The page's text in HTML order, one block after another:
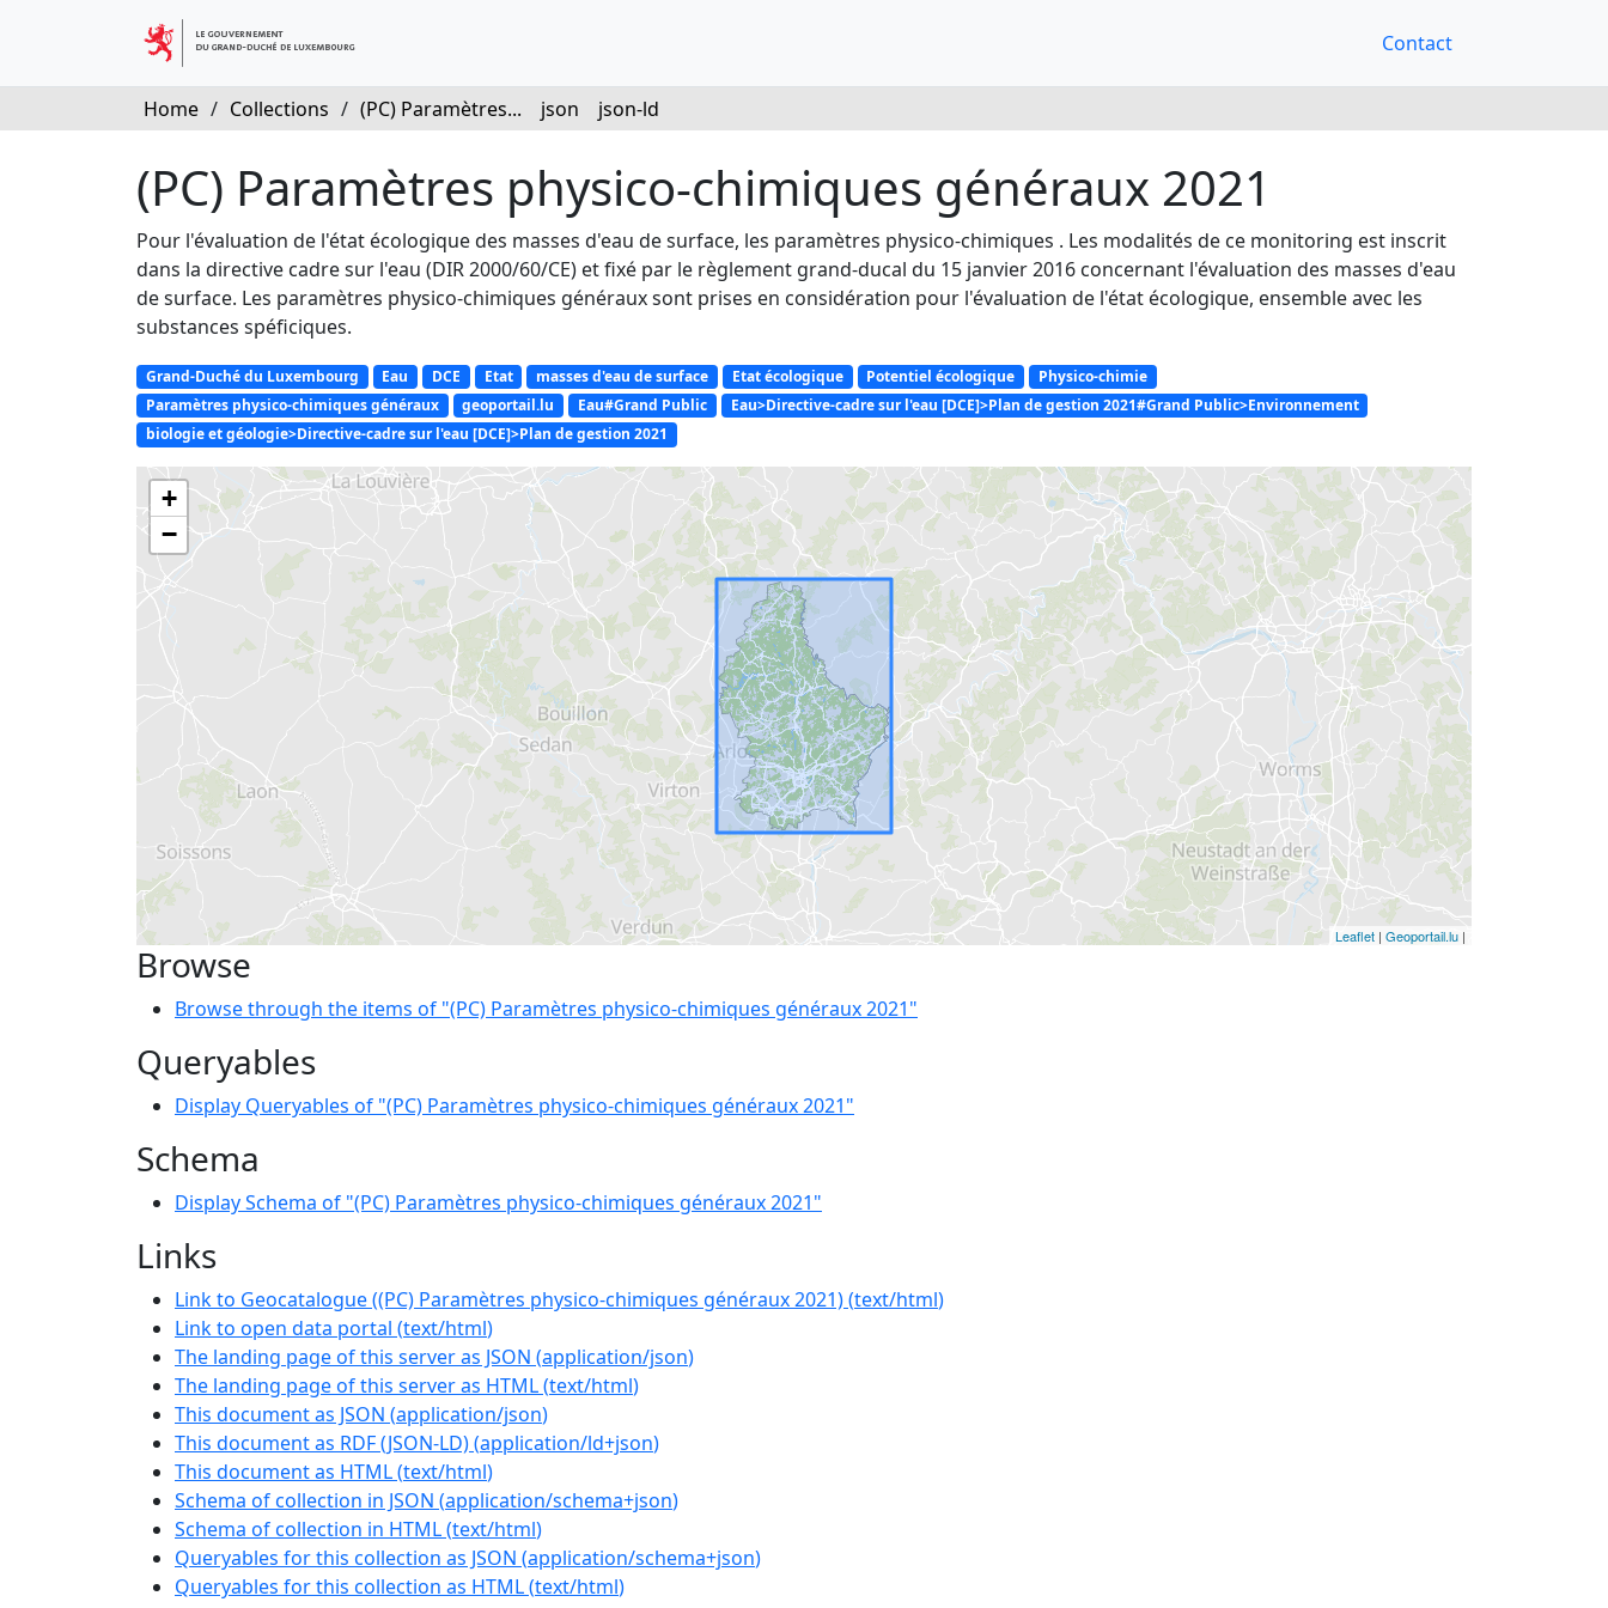
Contact
Home / Collections / (PC) Paramètres... json json-ld
(PC) Paramètres physico-chimiques généraux 2021
Pour l'évaluation de l'état écologique des masses d'eau de surface, les paramètres physico-chimiques . Les modalités de ce monitoring est inscrit
dans la directive cadre sur l'eau (DIR 2000/60/CE) et fixé par le règlement grand-ducal du 15 janvier 2016 concernant l'évaluation des masses d'eau
de surface. Les paramètres physico-chimiques généraux sont prises en considération pour l'évaluation de l'état écologique, ensemble avec les
substances spéficiques.
Grand-Duché du Luxembourg Eau DCE Etat masses d'eau de surface Etat écologique Potentiel écologique
Physico-chimie
Paramètres physico-chimiques généraux
geoportail.lu Eau#Grand Public
Eau>Directive-cadre sur l'eau [DCE]>Plan de gestion 2021#Grand Public>Environnement
biologie et géologie>Directive-cadre sur l'eau [DCE]>Plan de gestion 2021
+
−
Leaflet | Geoportail.lu |
Browse
Browse through the items of "(PC) Paramètres physico-chimiques généraux 2021"
Queryables
Display Queryables of "(PC) Paramètres physico-chimiques généraux 2021"
Schema
Display Schema of "(PC) Paramètres physico-chimiques généraux 2021"
Links
Link to Geocatalogue ((PC) Paramètres physico-chimiques généraux 2021)(text/html)
Link to open data portal (text/html)
The landing page of this server as JSON (application/json)
The landing page of this server as HTML(text/html)
This document as JSON (application/json)
This document as RDF (JSON-LD)(application/ld+json)
This document as HTML(text/html)
Schema of collection in JSON (application/schema+json)
Schema of collection in HTML(text/html)
Queryables for this collection as JSON (application/schema+json)
Queryables for this collection as HTML(text/html)